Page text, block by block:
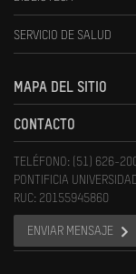
SERVICIO DE SALUD
MAPA DEL SITIO
CONTACTO
TELÉFONO: (51) 626-
PONTIFICIA
RUC: 20155945860
ENVIAR MENSAJE